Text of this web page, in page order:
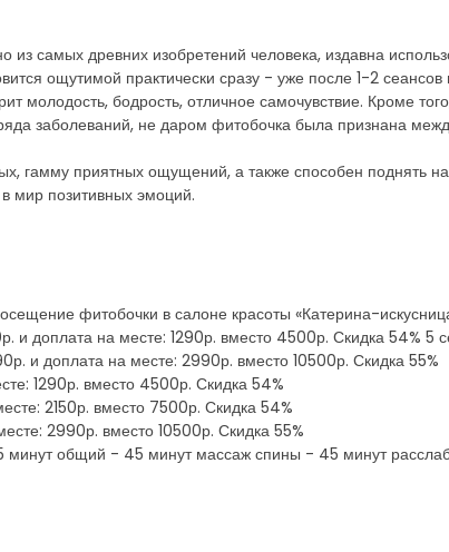
самых древних изобретений человека, издавна
ощутимой практически сразу - уже после 1-2
молодость, бодрость, отличное самочувствие. Кроме
заболеваний, не даром фитобочка была признана
гамму приятных ощущений, а также способен поднять
мир позитивных эмоций.
фитобочки в салоне красоты «Катерина-
доплата на месте: 1290р. вместо 4500р. Скидка 54% 5
и доплата на месте: 2990р. вместо 10500р. Скидка 55%
1290р. вместо 4500р. Скидка 54%
2150р. вместо 7500р. Скидка 54%
2990р. вместо 10500р. Скидка 55%
общий - 45 минут массаж спины - 45 минут